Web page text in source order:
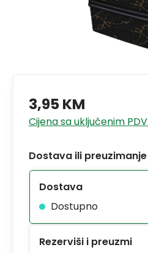
3,95 KM
Cijena sa uključenim
Dostava ili
Dostava
Dostupno
Rezerviši i preuzmi